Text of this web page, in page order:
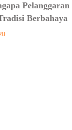
Pelanggaran
Berbahaya